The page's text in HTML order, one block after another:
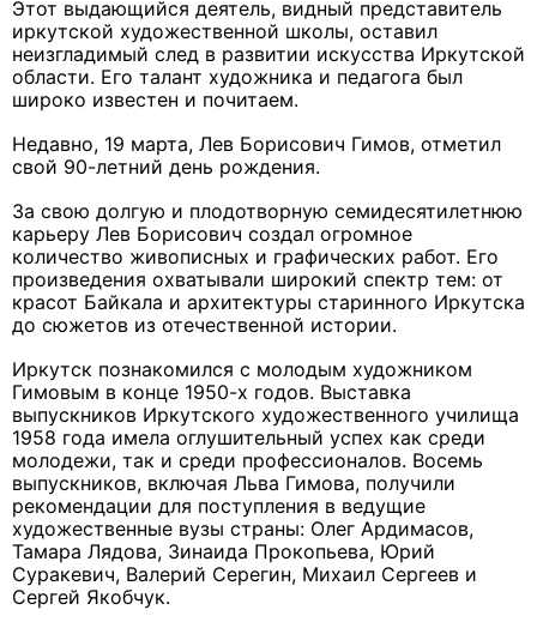
Этот выдающийся деятель, видный представитель
иркутской художественной школы, оставил
неизгладимый след в развитии искусства Иркутской
области. Его талант художника и педагога был
широко известен и почитаем.
Недавно, 19 марта, Лев Борисович Гимов, отметил
свой 90-летний день рождения.
За свою долгую и плодотворную семидесятилетнюю
карьеру Лев Борисович создал огромное
количество живописных и графических работ. Его
произведения охватывали широкий спектр тем: от
красот Байкала и архитектуры старинного Иркутска
до сюжетов из отечественной истории.
Иркутск познакомился с молодым художником
Гимовым в конце 1950-х годов. Выставка
выпускников Иркутского художественного училища
1958 года имела оглушительный успех как среди
молодежи, так и среди профессионалов. Восемь
выпускников, включая Льва Гимова, получили
рекомендации для поступления в ведущие
художественные вузы страны: Олег Ардимасов,
Тамара Лядова, Зинаида Прокопьева, Юрий
Суракевич, Валерий Серегин, Михаил Сергеев и
Сергей Якобчук.